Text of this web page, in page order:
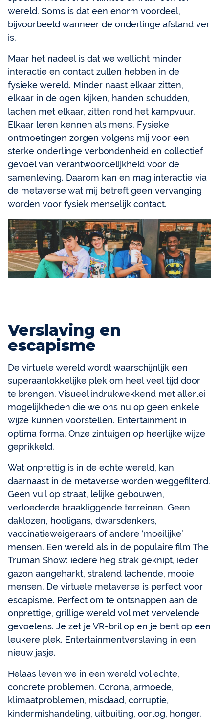
wereld. Soms is dat een enorm voordeel,
bijvoorbeeld wanneer de onderlinge afstand ver
is.
Maar het nadeel is dat we wellicht minder
interactie en contact zullen hebben in de
fysieke wereld. Minder naast elkaar zitten,
elkaar in de ogen kijken, handen schudden,
lachen met elkaar, zitten rond het kampvuur.
Elkaar leren kennen als mens. Fysieke
ontmoetingen zorgen volgens mij voor een
sterke onderlinge verbondenheid en collectief
gevoel van verantwoordelijkheid voor de
samenleving. Daarom kan en mag interactie via
de metaverse wat mij betreft geen vervanging
worden voor fysiek menselijk contact.
Verslaving en
escapisme
De virtuele wereld wordt waarschijnlijk een
superaanlokkelijke plek om heel veel tijd door
te brengen. Visueel indrukwekkend met allerlei
mogelijkheden die we ons nu op geen enkele
wijze kunnen voorstellen. Entertainment in
optima forma. Onze zintuigen op heerlijke wijze
geprikkeld.
Wat onprettig is in de echte wereld, kan
daarnaast in de metaverse worden weggefilterd.
Geen vuil op straat, lelijke gebouwen,
verloederde braakliggende terreinen. Geen
daklozen, hooligans, dwarsdenkers,
vaccinatieweigeraars of andere ‘moeilijke’
mensen. Een wereld als in de populaire film The
Truman Show: iedere heg strak geknipt, ieder
gazon aangeharkt, stralend lachende, mooie
mensen. De virtuele metaverse is perfect voor
escapisme. Perfect om te ontsnappen aan de
onprettige, grillige wereld vol met vervelende
gevoelens. Je zet je VR-bril op en je bent op een
leukere plek. Entertainmentverslaving in een
nieuw jasje.
Helaas leven we in een wereld vol echte,
concrete problemen. Corona, armoede,
klimaatproblemen, misdaad, corruptie,
kindermishandeling, uitbuiting, oorlog, honger.